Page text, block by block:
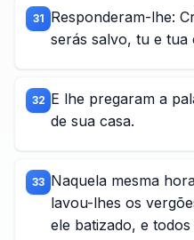
31 Responderam-lhe:
serás salvo, tu e tua
32 E lhe pregaram a
de sua casa.
33 Naquela mesma
lavou-lhes os
ele batizado, e todos